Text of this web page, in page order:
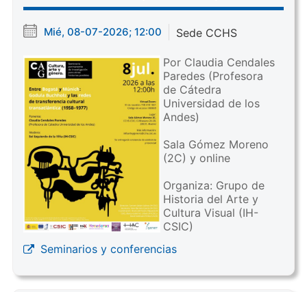
Mié, 08-07-2026; 12:00 Sede CCHS
Por Claudia Cendales
Paredes (Profesora
de Cátedra
Universidad de los
Andes)
Sala Gómez Moreno
(2C) y online
Organiza: Grupo de
Historia del Arte y
Cultura Visual (IH-
CSIC)
Seminarios y conferencias